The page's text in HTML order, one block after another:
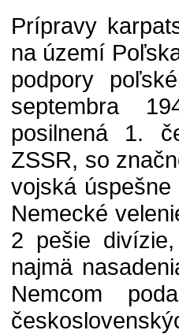
Prípravy
na území
podpory
septembra
posilnená 1.
ZSSR, so
vojská
Nemecké
2 pešie
najmä
Nemcom